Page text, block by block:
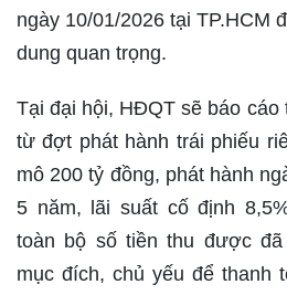
ngày 10/01/2026 tại TP.HCM
dung quan trọng.
Tại đại hội, HĐQT sẽ báo
từđợt phát hành trái phiếu
mô 200 tỷ đồng, phát hành
5 năm, lãi suất cố định
toàn bộ số tiền thu được
mục đích, chủ yếu để thanh